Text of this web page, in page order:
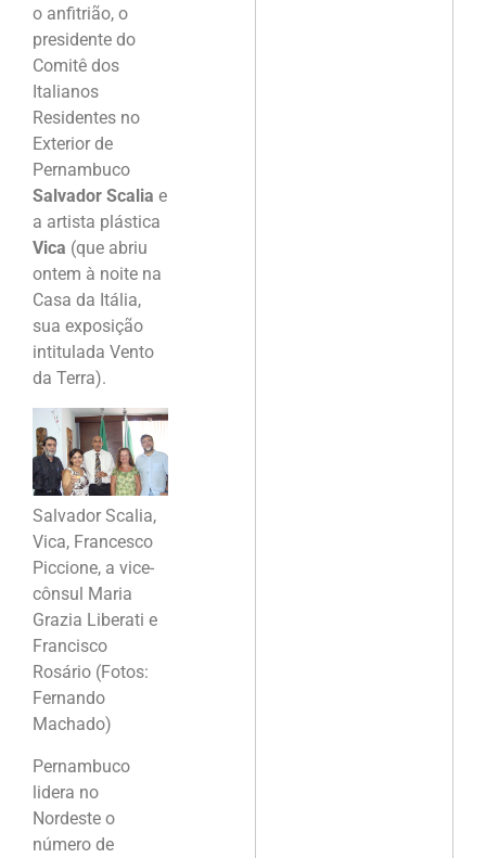
o anfitrião, o
presidente do
Comitê dos
Italianos
Residentes no
Exterior de
Pernambuco
Salvador Scalia e
a artista plástica
Vica (que abriu
ontem à noite na
Casa da Itália,
sua exposição
intitulada Vento
da Terra).
Salvador Scalia,
Vica, Francesco
Piccione, a vice-
cônsul Maria
Grazia Liberati e
Francisco
Rosário (Fotos:
Fernando
Machado)
Pernambuco
lidera no
Nordeste o
número de